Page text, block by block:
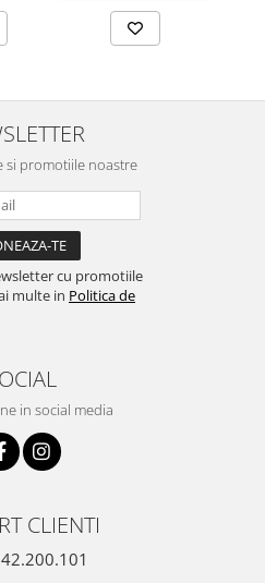
si promotiile noastre
cu promotiile
multe in Politica de
in social media
CLIENTI